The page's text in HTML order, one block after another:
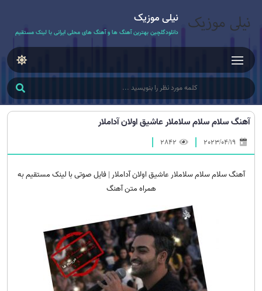
نیلی موزیک
دانلودگلچین بهترین آهنگ ها و آهنگ های محلی ایرانی با لینک مستقیم
آهنگ سلام سلام سلاملار عاشیق اولان آداملار
2842
آهنگ سلام سلام سلاملار عاشیق اولان آداملار | فایل صوتی با لینک مستقیم به
همراه متن آهنگ